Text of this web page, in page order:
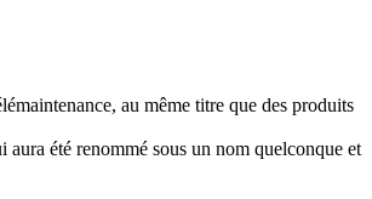
au même titre que des produits
aura été renommé sous un nom quelconque et